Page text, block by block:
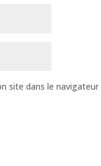
site dans le